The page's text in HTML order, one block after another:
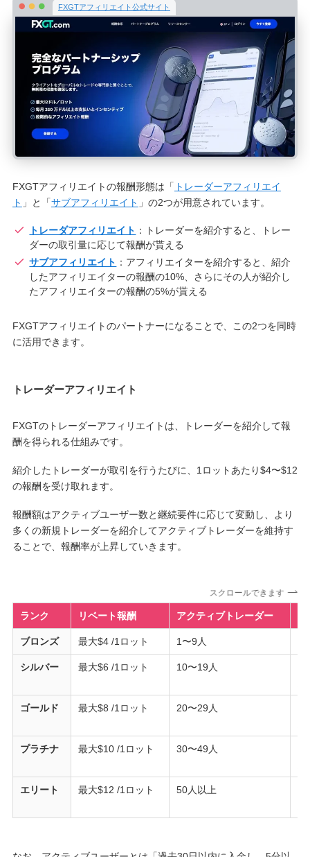
FXGTアフィリエイト公式サイト
FXGTアフィリエイトの報酬形態は「 トレーダーアフィリエイ
ト 」と「サブアフィリエイト 」の2つが用意されています。
トレーダアフィリエイト ：トレーダーを紹介すると、トレー
ダーの取引量に応じて報酬が貰える
サブアフィリエイト ：アフィリエイターを紹介すると、紹介
したアフィリエイターの報酬の10%、さらにその人が紹介し
たアフィリエイターの報酬の5%が貰える
FXGTアフィリエイトのパートナーになることで、この2つを同時
に活用できます。
トレーダーアフィリエイト
FXGTのトレーダーアフィリエイトは、トレーダーを紹介して報
酬を得られる仕組みです。
紹介したトレーダーが取引を行うたびに、1ロットあたり$4〜$12
の報酬を受け取れます。
報酬額はアクティブユーザー数と継続要件に応じて変動し、より
多くの新規トレーダーを紹介してアクティブトレーダーを維持す
ることで、報酬率が上昇していきます。
スクロールできます
ランク リベート報酬 アクティブトレーダー
ブロンズ 最大$4 /1ロット 1〜9人
シルバー 最大$6 /1ロット 10〜19人
ゴールド 最大$8 /1ロット 20〜29人
プラチナ 最大$10 /1ロット 30〜49人
エリート 最大$12 /1ロット 50人以上